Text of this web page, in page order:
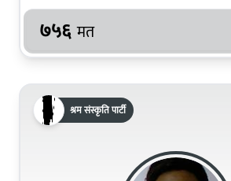
७५६ मत
श्रम संस्कृति पार्टी